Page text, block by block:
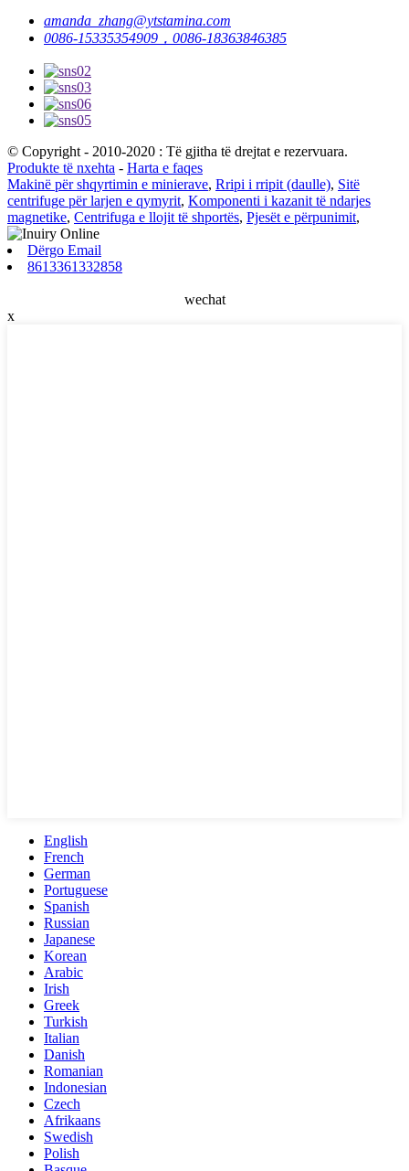
amanda_zhang@ytstamina.com
0086-15335354909，0086-18363846385
© Copyright - 2010-2020 : Të gjitha të drejtat e rezervuara.
Produkte të nxehta - Harta e faqes
Makinë për shqyrtimin e minierave, Rripi i rripit (daulle), Sitë
centrifuge për larjen e qymyrit, Komponenti i kazanit të ndarjes
magnetike, Centrifuga e llojit të shportës, Pjesët e përpunimit,
Dërgo Email
8613361332858
wechat
x
English
French
German
Portuguese
Spanish
Russian
Japanese
Korean
Arabic
Irish
Greek
Turkish
Italian
Danish
Romanian
Indonesian
Czech
Afrikaans
Swedish
Polish